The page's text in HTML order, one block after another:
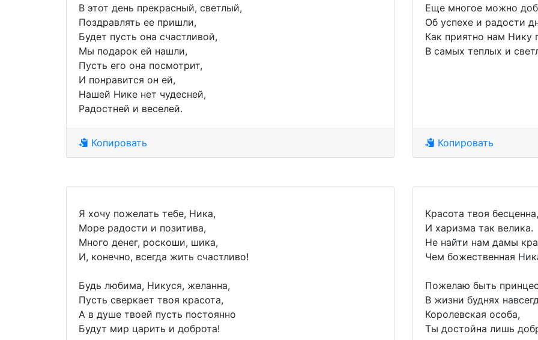
В этот день прекрасный, светлый,
Поздравлять ее пришли,
Будет пусть она счастливой,
Мы подарок ей нашли,
Пусть его она посмотрит,
И понравится он ей,
Нашей Нике нет чудесней,
Радостней и веселей.
Копировать
Еще многое можно
Об успехе и радости
Как приятно нам Нику
В самых теплых и
Копировать
Я хочу пожелать тебе, Ника,
Море радости и позитива,
Много денег, роскоши, шика,
И, конечно, всегда жить счастливо!
Будь любима, Никуся, желанна,
Пусть сверкает твоя красота,
А в душе твоей пусть постоянно
Будут мир царить и доброта!
Красота твоя бесценна,
И харизма так велика.
Не найти нам дамы
Чем божественная
Пожелаю быть
В жизни буднях
Королевская особа,
Ты достойна лишь